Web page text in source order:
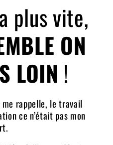
plus vite,
ON
LOIN !
me rappelle, le travail
ce n’était pas mon